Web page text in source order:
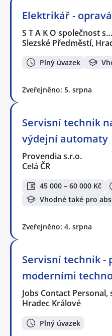
Elektrikář -
S T A K O společnost s…
Slezské Předměstí,
Plný úvazek
Zveřejněno: 5. srpna
Servisní technik
výdejní automaty
Provendia s.r.o.
Celá ČR
45 000 – 60 000 Kč
Vhodné také pro
Zveřejněno: 4. srpna
Servisní technik -
moderními
Jobs Contact Personal,
Hradec Králové
Plný úvazek